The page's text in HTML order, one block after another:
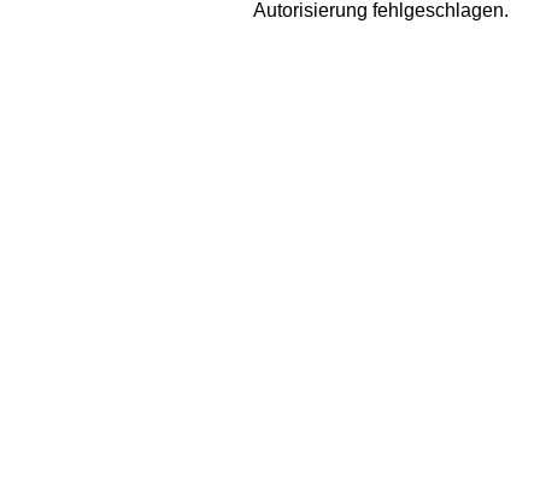
Autorisierung fehlgeschlagen.